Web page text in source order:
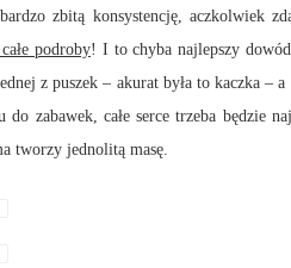
zbitą konsystencję, aczkolwiek
podroby! I to chyba najlepszy
z puszek – akurat była to kaczka
zabawek, całe serce trzeba będzie
tworzy jednolitą masę.